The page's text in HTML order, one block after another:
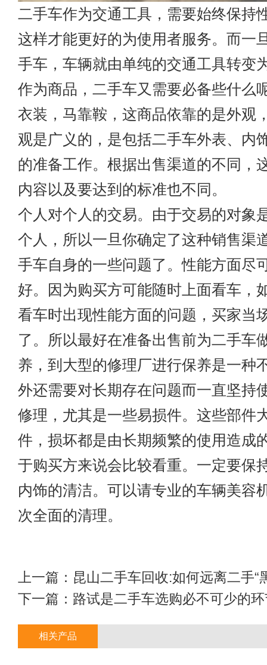
二手车作为交通工具，需要始终保持
这样才能更好的为使用者服务。而一
手车，车辆就由单纯的交通工具转变
作为商品，二手车又需要必备些什么
衣装，马靠鞍，这商品依靠的是外观
观是广义的，是包括二手车外表、内
的准备工作。根据出售渠道的不同，
内容以及要达到的标准也不同。
个人对个人的交易。由于交易的对象
个人，所以一旦你确定了这种销售渠
手车自身的一些问题了。性能方面尽
好。因为购买方可能随时上面看车，
看车时出现性能方面的问题，买家当
了。所以最好在准备出售前为二手车
养，到大型的修理厂进行保养是一种
外还需要对长期存在问题而一直坚持
修理，尤其是一些易损件。这些部件
件，损坏都是由长期频繁的使用造成
于购买方来说会比较看重。一定要保
内饰的清洁。可以请专业的车辆美容
次全面的清理。
上一篇： 昆山二手车回收:如何远离二手“
下一篇： 路试是二手车选购必不可少的
相关产品